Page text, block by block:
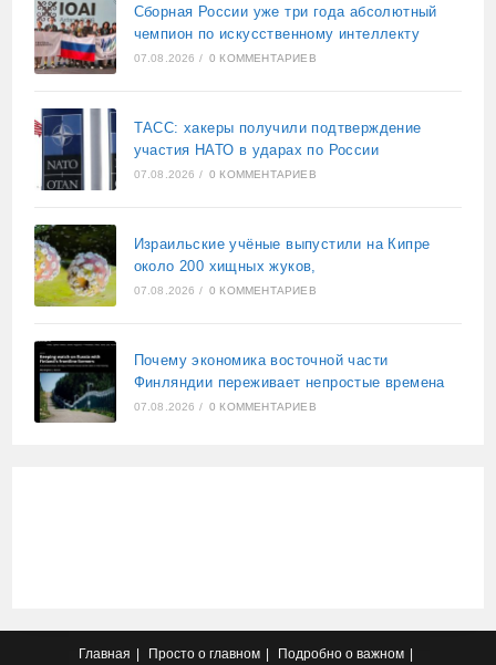
Сборная России уже три года абсолютный
чемпион по искусственному интеллекту
07.08.2026 / 0 КОММЕНТАРИЕВ
ТАСС: хакеры получили подтверждение
участия НАТО в ударах по России
07.08.2026 / 0 КОММЕНТАРИЕВ
Израильские учёные выпустили на Кипре
около 200 хищных жуков,
07.08.2026 / 0 КОММЕНТАРИЕВ
Почему экономика восточной части
Финляндии переживает непростые времена
07.08.2026 / 0 КОММЕНТАРИЕВ
Главная Просто о главном Подробно о важном